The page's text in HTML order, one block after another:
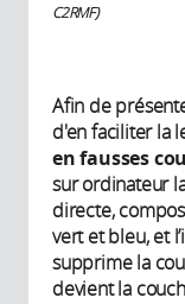
C2RMF)
Afin de
d'en faciliter la
en fausses
sur ordinateur
directe,
vert et bleu, et
supprime la
devient la